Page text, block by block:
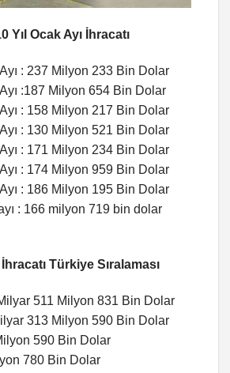
Yıl Ocak Ayı İhracatı
Ayı : 237 Milyon 233 Bin Dolar
Ayı :187 Milyon 654 Bin Dolar
Ayı : 158 Milyon 217 Bin Dolar
Ayı : 130 Milyon 521 Bin Dolar
Ayı : 171 Milyon 234 Bin Dolar
Ayı : 174 Milyon 959 Bin Dolar
Ayı : 186 Milyon 195 Bin Dolar
: 166 milyon 719 bin dolar
İhracatı Türkiye Sıralaması
511 Milyon 831 Bin Dolar
313 Milyon 590 Bin Dolar
590 Bin Dolar
780 Bin Dolar